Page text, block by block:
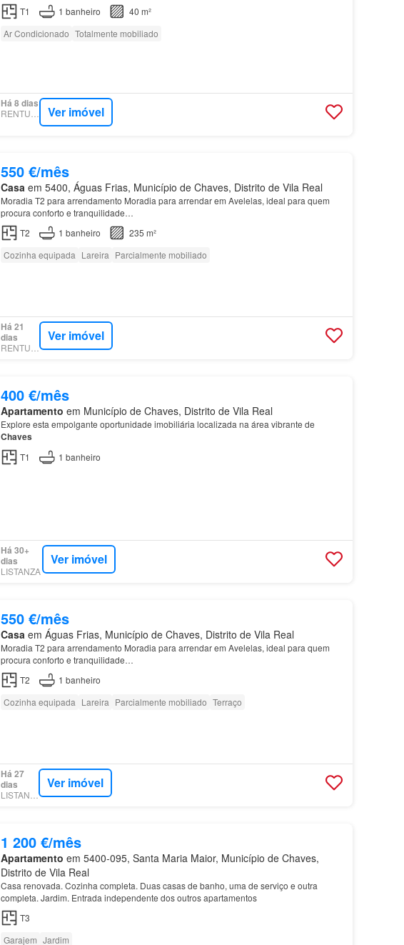
T1
1 banheiro
40 m²
Ar Condicionado Totalmente mobiliado
Há 8 dias
RENTUMO Ver imóvel
550 €/mês
Casa em 5400, Águas Frias, Município de Chaves, Distrito de Vila Real
Moradia T2 para arrendamento Moradia para arrendar em Avelelas, ideal para quem
procura conforto e tranquilidade…
T2
1 banheiro
235 m²
Cozinha equipada Lareira Parcialmente mobiliado
Há 21
dias
Ver imóvel
400 €/mês
Apartamento em Município de Chaves, Distrito de Vila Real
Explore esta empolgante oportunidade imobiliária localizada na área vibrante de
Chaves
T1 1 banheiro
Há 30+
dias
LISTANZA
Ver imóvel
550 €/mês
Casa em Águas Frias, Município de Chaves, Distrito de Vila Real
Moradia T2 para arrendamento Moradia para arrendar em Avelelas, ideal para quem
procura conforto e tranquilidade…
T2
1 banheiro
Cozinha equipada Lareira Parcialmente mobiliado Terraço
Há 27
dias
Ver imóvel
1 200 €/mês
Apartamento em 5400-095, Santa Maria Maior, Município de Chaves,
Distrito de Vila Real
Casa renovada. Cozinha completa. Duas casas de banho, uma de serviço e outra
completa. Jardim. Entrada independente dos outros apartamentos
T3
Garajem Jardim